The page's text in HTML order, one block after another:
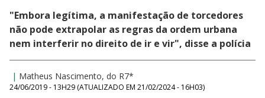
"Embora legítima, a manifestação de torcedores
não pode extrapolar as regras da ordem urbana
nem interferir no direito de ir e vir", disse a polícia
| Matheus Nascimento, do R7*
24/06/2019 - 13H29 (ATUALIZADO EM 21/02/2024 - 16H03)